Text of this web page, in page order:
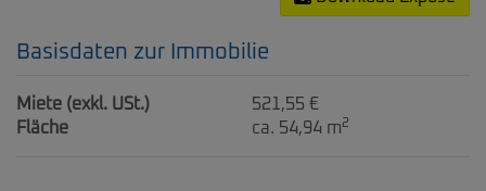
Basisdaten zur Immobilie
Miete (exkl. USt.)
521,55 €
Fläche
ca. 54,94 m2